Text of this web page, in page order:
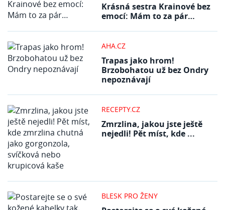
Krásná sestra Krainové bez
emocí: Mám to za pár…
AHA.CZ
Trapas jako hrom!
Brzobohatou už bez Ondry
nepoznávají
RECEPTY.CZ
Zmrzlina, jakou jste ještě
nejedli! Pět míst, kde ...
BLESK PRO ŽENY